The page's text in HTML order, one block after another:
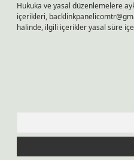
Hukuka ve yasal düzenlemelere
içerikleri,
halinde, ilgili içerikler yasal süre